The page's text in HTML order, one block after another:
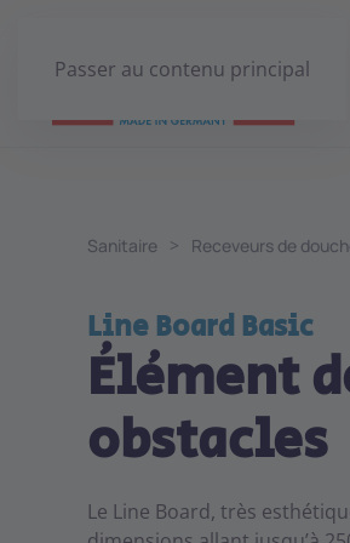
Passer au contenu principal
Sanitaire Receveurs de
Line Board Basic
Élément
obstacles
Le Line Board, très